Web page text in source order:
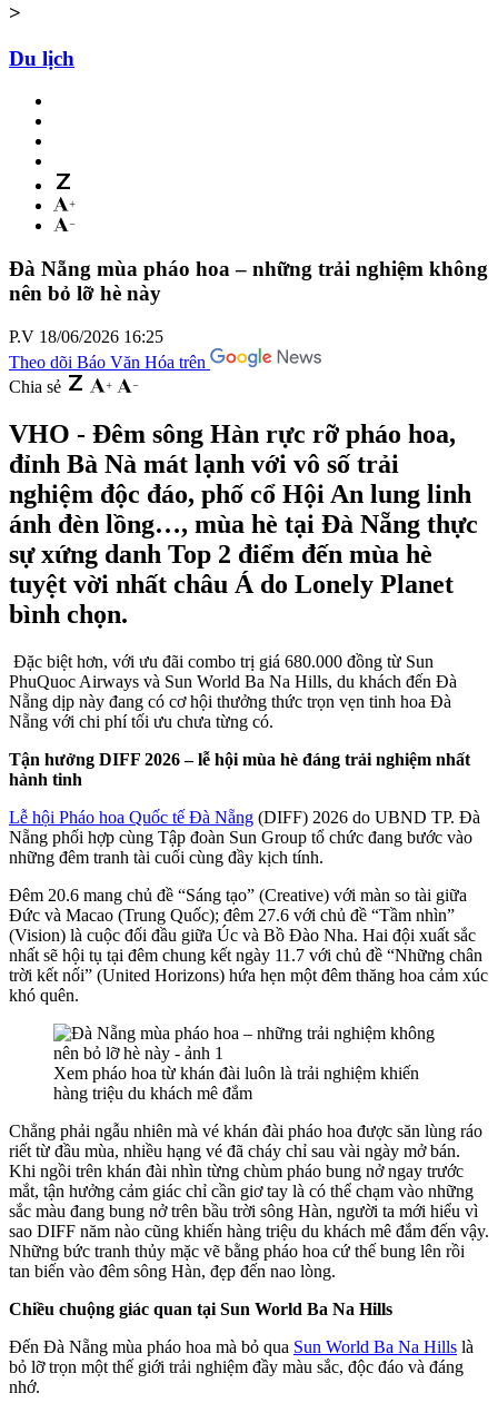
>
Du lịch
Đà Nẵng mùa pháo hoa – những trải nghiệm không
nên bỏ lỡ hè này
P.V 18/06/2026 16:25
Theo dõi Báo Văn Hóa trên
Chia sẻ
VHO - Đêm sông Hàn rực rỡ pháo hoa,
đỉnh Bà Nà mát lạnh với vô số trải
nghiệm độc đáo, phố cổ Hội An lung linh
ánh đèn lồng…, mùa hè tại Đà Nẵng thực
sự xứng danh Top 2 điểm đến mùa hè
tuyệt vời nhất châu Á do Lonely Planet
bình chọn.
Đặc biệt hơn, với ưu đãi combo trị giá 680.000 đồng từ Sun
PhuQuoc Airways và Sun World Ba Na Hills, du khách đến Đà
Nẵng dịp này đang có cơ hội thưởng thức trọn vẹn tinh hoa Đà
Nẵng với chi phí tối ưu chưa từng có.
Tận hưởng DIFF 2026 – lễ hội mùa hè đáng trải nghiệm nhất
hành tinh
Lễ hội Pháo hoa Quốc tế Đà Nẵng (DIFF) 2026 do UBND TP. Đà
Nẵng phối hợp cùng Tập đoàn Sun Group tổ chức đang bước vào
những đêm tranh tài cuối cùng đầy kịch tính.
Đêm 20.6 mang chủ đề “Sáng tạo” (Creative) với màn so tài giữa
Đức và Macao (Trung Quốc); đêm 27.6 với chủ đề “Tầm nhìn”
(Vision) là cuộc đối đầu giữa Úc và Bồ Đào Nha. Hai đội xuất sắc
nhất sẽ hội tụ tại đêm chung kết ngày 11.7 với chủ đề “Những chân
trời kết nối” (United Horizons) hứa hẹn một đêm thăng hoa cảm xúc
khó quên.
Xem pháo hoa từ khán đài luôn là trải nghiệm khiến
hàng triệu du khách mê đắm
Chẳng phải ngẫu nhiên mà vé khán đài pháo hoa được săn lùng ráo
riết từ đầu mùa, nhiều hạng vé đã cháy chỉ sau vài ngày mở bán.
Khi ngồi trên khán đài nhìn từng chùm pháo bung nở ngay trước
mắt, tận hưởng cảm giác chỉ cần giơ tay là có thể chạm vào những
sắc màu đang bung nở trên bầu trời sông Hàn, người ta mới hiểu vì
sao DIFF năm nào cũng khiến hàng triệu du khách mê đắm đến vậy.
Những bức tranh thủy mặc vẽ bằng pháo hoa cứ thế bung lên rồi
tan biến vào đêm sông Hàn, đẹp đến nao lòng.
Chiều chuộng giác quan tại Sun World Ba Na Hills
Đến Đà Nẵng mùa pháo hoa mà bỏ qua Sun World Ba Na Hills là
bỏ lỡ trọn một thế giới trải nghiệm đầy màu sắc, độc đáo và đáng
nhớ.